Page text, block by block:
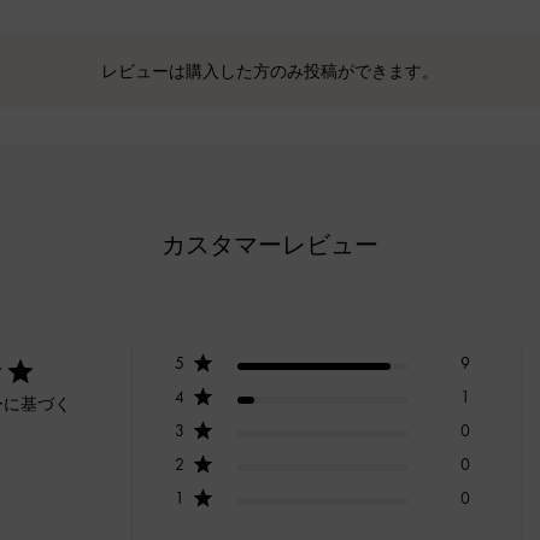
レビューは購入した方のみ投稿ができます。
カスタマーレビュー
基づく
5
9
4
1
3
0
2
0
1
0